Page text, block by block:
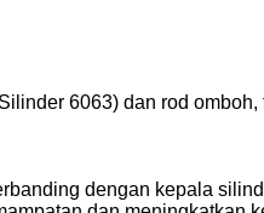
6063) dan rod
dengan kepala